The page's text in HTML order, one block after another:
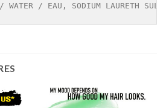
WATER / EAU, SODIUM LAURETH